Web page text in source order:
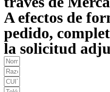
A efectos de
pedido,
la solicitud